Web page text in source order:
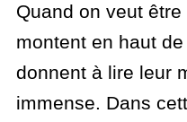
Quand on veut
montent en haut
donnent à lire leur
immense. Dans